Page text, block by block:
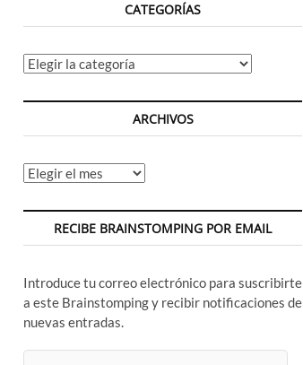
CATEGORÍAS
Categorías
ARCHIVOS
Archivos
RECIBE BRAINSTOMPING POR EMAIL
Introduce tu correo electrónico para suscribirte
a este Brainstomping y recibir notificaciones de
nuevas entradas.